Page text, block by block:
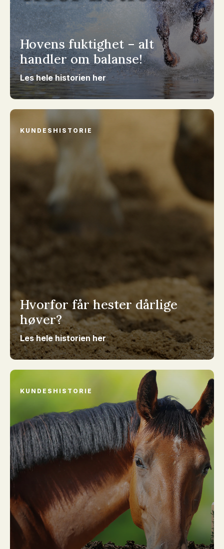
Hovens fuktighet – alt
handler om balanse!
Les hele historien her
KUNDESHISTORIE
Hvorfor får hester dårlige
høver?
Les hele historien her
KUNDESHISTORIE